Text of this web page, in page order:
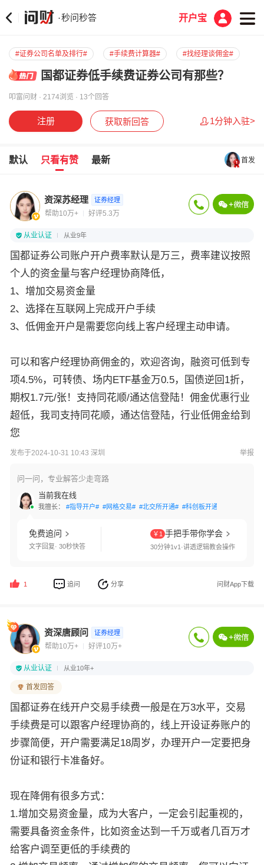
·秒问秒答 开户宝
#证券公司名单及排行# #手续费计算器# #找经理谈佣金#
国都证券低手续费证券公司有那些？
叩富问财 · 2174浏览 · 13个回答
注册 获取新回答 1分钟入驻>
默认 只看有赞 最新 首发
资深苏经理 证券经理
帮助10万+ 好评5.3万
从业认证 从业9年
国都证券公司账户开户费率默认是万三，费率建议按照
个人的资金量与客户经理协商降低，
1、增加交易资金量
2、选择在互联网上完成开户手续
3、低佣金开户是需要您向线上客户经理主动申请。
可以和客户经理协商佣金的，欢迎咨询，融资可低到专
项4.5%，可转债、场内ETF基金万0.5，国债逆回1折，
期权1.7元/张！支持同花顺/通达信登陆！佣金优惠行业
超低，我司支持同花顺，通达信登陆，行业低佣金给到
您
发布于2024-10-31 10:43 深圳 举报
问一问，专业解答少走弯路
当前我在线
我擅长： #指导开户# #网格交易# #北交所开通# #科创板开通#
免费追问
文字回复· 30秒快答
￥1 手把手带你学会
30分钟1v1·讲透逻辑教会操作
1 追问 分享 问财App下载
资深唐顾问 证券经理
帮助10万+ 好评10万+
从业认证 从业10年+
首发回答
国都证券在线开户交易手续费一般是在万3水平，交易
手续费是可以跟客户经理协商的，线上开设证券账户的
步骤简便，开户需要满足18周岁，办理开户一定要把身
份证和银行卡准备好。
现在降佣有很多方式：
1.增加交易资金量，成为大客户，一定会引起重视的，
需要具备资金条件，比如资金达到一千万或者几百万才
给客户调至更低的手续费的